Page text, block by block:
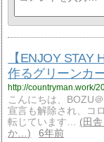
【ENJOY STAY
作るグリーンカ
こんにちは、BOZU
宣言も解除され、コ
転じています…
田
か…
6年前